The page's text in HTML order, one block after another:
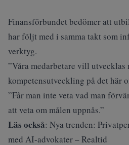
Finansförbundet bedömer att
har följt med i samma takt som
verktyg.
”Våra medarbetare vill
kompetensutveckling på det här
”Får man inte veta vad man
att veta om målen uppnås.”
Läs också: Nya trenden:
med AI-advokater – Realtid